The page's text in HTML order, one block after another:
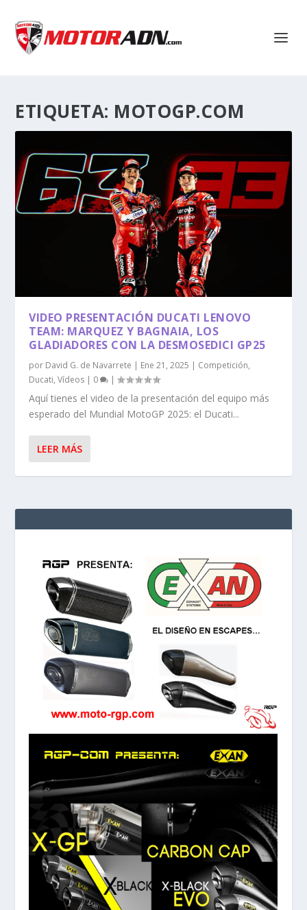
ETIQUETA: MOTOGP.COM
VIDEO PRESENTACIÓN DUCATI LENOVO
TEAM: MARQUEZ Y BAGNAIA, LOS
GLADIADORES CON LA DESMOSEDICI GP25
por David G. de Navarrete | Ene 21, 2025 | Competición,
Ducati,Vídeos | 0 |
Aquí tienes el video de la presentación del equipo más
esperado del Mundial MotoGP 2025: el Ducati...
LEER MÁS